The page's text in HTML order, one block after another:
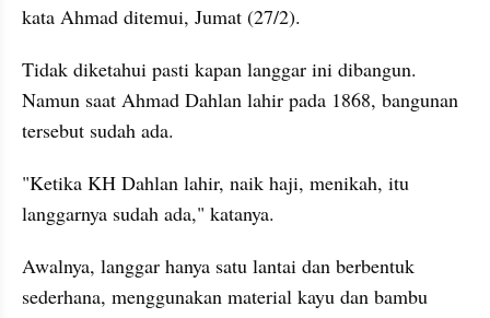
kata Ahmad ditemui, Jumat (27/2).
Tidak diketahui pasti kapan langgar ini dibangun.
Namun saat Ahmad Dahlan lahir pada 1868, bangunan
tersebut sudah ada.
"Ketika KH Dahlan lahir, naik haji, menikah, itu
langgarnya sudah ada," katanya.
Awalnya, langgar hanya satu lantai dan berbentuk
sederhana, menggunakan material kayu dan bambu